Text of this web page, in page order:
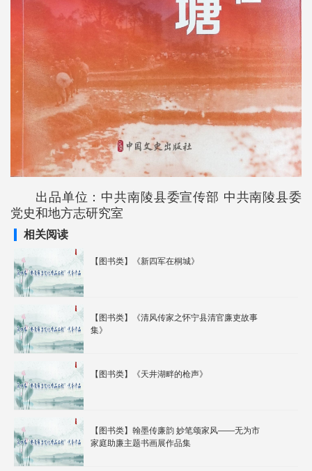
出品单位：中共南陵县委宣传部 中共南陵县委
党史和地方志研究室
相关阅读
【图书类】《新四军在桐城》
【图书类】《清风传家之怀宁县清官廉吏故事
集》
【图书类】《天井湖畔的枪声》
【图书类】翰墨传廉韵 妙笔颂家风——无为市
家庭助廉主题书画展作品集